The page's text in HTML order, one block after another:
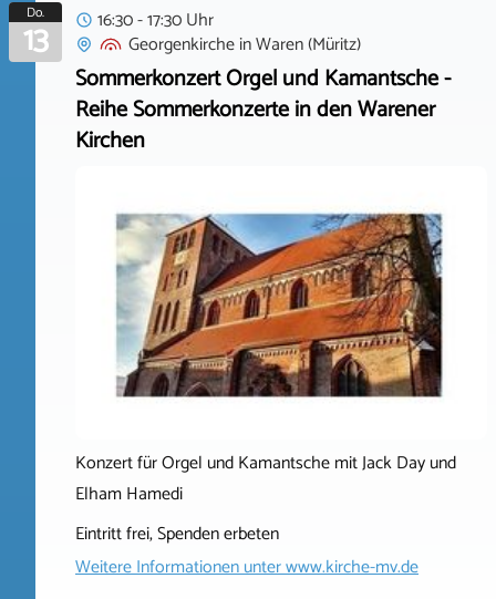
Do.
13
16:30 - 17:30 Uhr
GeorgenkircheinWaren (Müritz)
Sommerkonzert Orgel und Kamantsche -
Reihe Sommerkonzerte in den Warener
Kirchen
Konzert für Orgel und Kamantsche mit Jack Day und
Elham Hamedi
Eintritt frei, Spenden erbeten
Weitere Informationen unterwww.kirche-mv.de